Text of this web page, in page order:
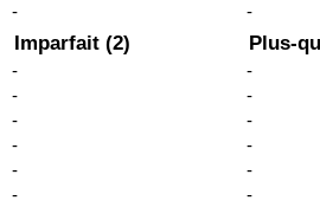
-
-
Imparfait (2)
-
-
-
-
-
-
Plus-
-
-
-
-
-
-